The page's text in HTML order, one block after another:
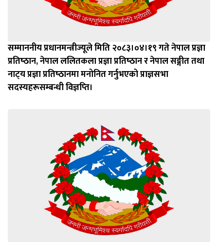
सम्माननीय प्रधानमन्त्रीज्यूले मिति २०८३।०४।१९ गते नेपाल प्रज्ञा
प्रतिष्‍ठान, नेपाल ललितकला प्रज्ञा प्रतिष्‍ठान र नेपाल सङ्गीत तथा
नाट्‍य प्रज्ञा प्रतिष्‍ठानमा मनोनित गर्नुभएको प्राज्ञसभा
सदस्यहरूसम्बन्धी विज्ञप्‍ति।